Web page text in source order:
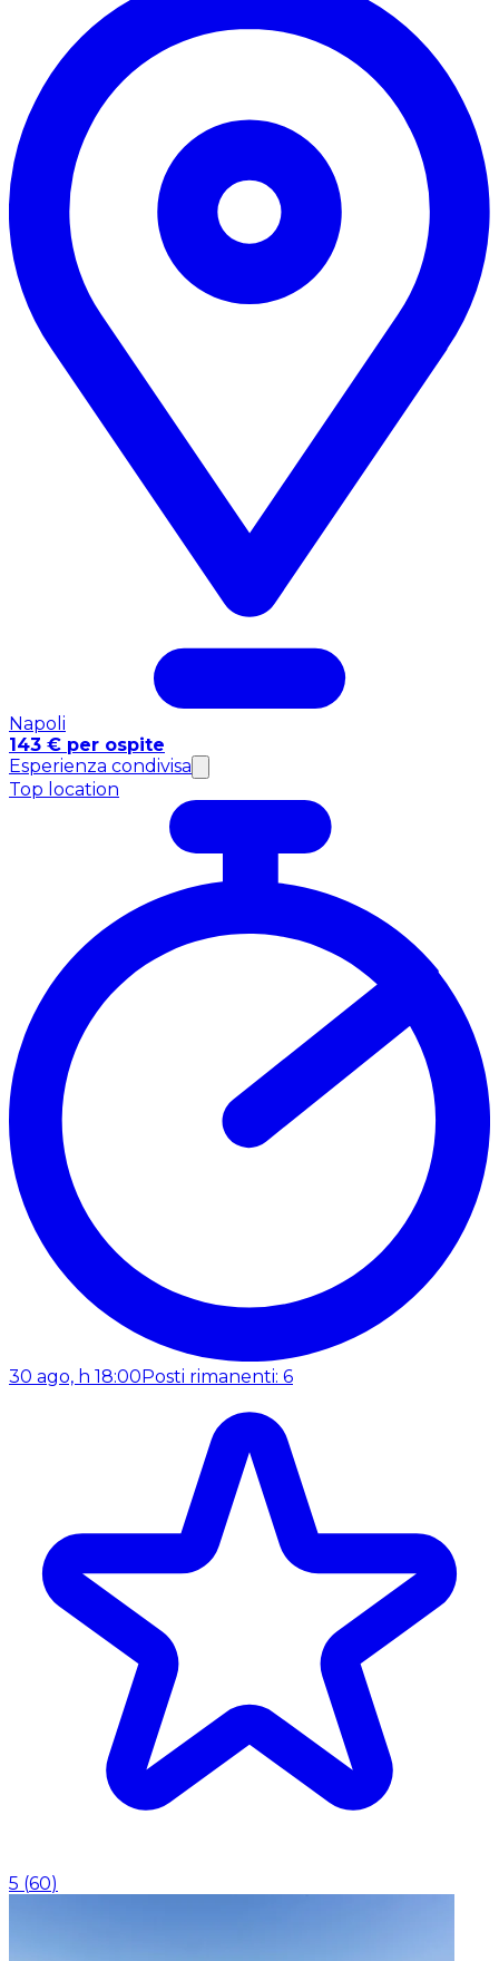
Napoli
143 € per ospite
Esperienza condivisa
Top location
30 ago, h 18:00Posti rimanenti: 6
5 (60)